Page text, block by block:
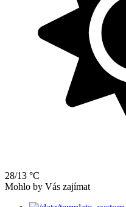
28/13 °C
Mohlo by Vás zajímat